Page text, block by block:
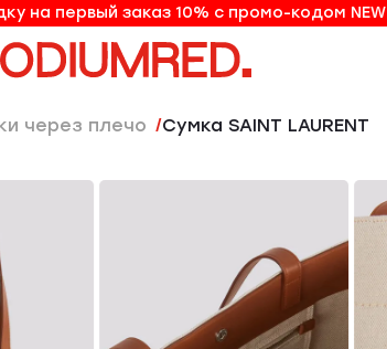
10% на первый заказ по промо-коду NEW
на первый заказ 10% с промо-кодом NEW
через плечо Сумка SAINT LAURENT